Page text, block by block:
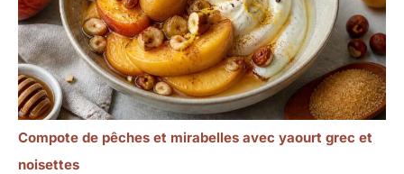
Compote de pêches et mirabelles avec yaourt grec et
noisettes